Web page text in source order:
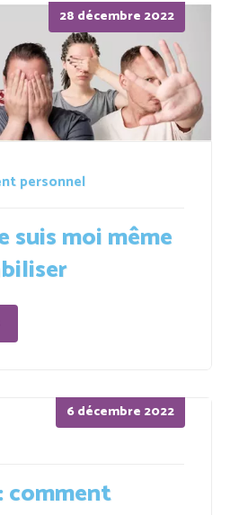
Posted
on
28 décembre 2022
personnel
suis moi même
Posted
on
6 décembre 2022
comment